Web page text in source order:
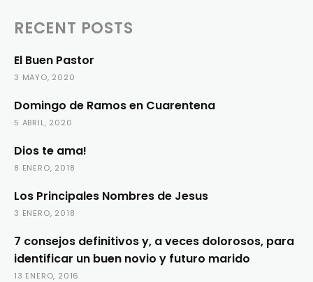
RECENT POSTS
El Buen Pastor
3 MAYO, 2020
Domingo de Ramos en Cuarentena
5 ABRIL, 2020
Dios te ama!
8 ENERO, 2018
Los Principales Nombres de Jesus
3 ENERO, 2018
7 consejos definitivos y, a veces dolorosos, para
identificar un buen novio y futuro marido
13 ENERO, 2016